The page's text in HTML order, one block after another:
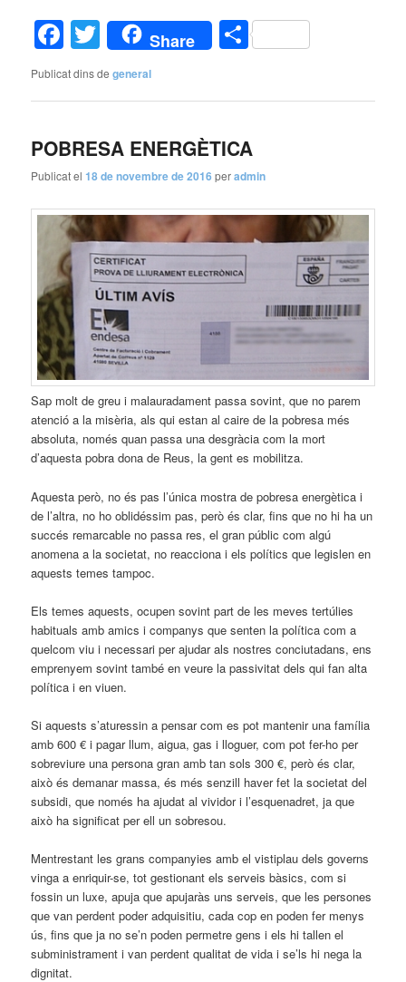
Facebook
Twitter
Share Comparteix
Publicat dins de general
POBRESA ENERGÈTICA
Publicat el18 de novembre de 2016 peradmin
Sap molt de greu i malauradament passa sovint, que no parem
atenció a la misèria, als qui estan al caire de la pobresa més
absoluta, només quan passa una desgràcia com la mort
d’aquesta pobra dona de Reus, la gent es mobilitza.
Aquesta però, no és pas l’única mostra de pobresa energètica i
de l’altra, no ho oblidéssim pas, però és clar, fins que no hi ha un
succés remarcable no passa res, el gran públic com algú
anomena a la societat, no reacciona i els polítics que legislen en
aquests temes tampoc.
Els temes aquests, ocupen sovint part de les meves tertúlies
habituals amb amics i companys que senten la política com a
quelcom viu i necessari per ajudar als nostres conciutadans, ens
emprenyem sovint també en veure la passivitat dels qui fan alta
política i en viuen.
Si aquests s’aturessin a pensar com es pot mantenir una família
amb 600 € i pagar llum, aigua, gas i lloguer, com pot fer-ho per
sobreviure una persona gran amb tan sols 300 €, però és clar,
això és demanar massa, és més senzill haver fet la societat del
subsidi, que només ha ajudat al vividor i l’esquenadret, ja que
això ha significat per ell un sobresou.
Mentrestant les grans companyies amb el vistiplau dels governs
vinga a enriquir-se, tot gestionant els serveis bàsics, com si
fossin un luxe, apuja que apujaràs uns serveis, que les persones
que van perdent poder adquisitiu, cada cop en poden fer menys
ús, fins que ja no se’n poden permetre gens i els hi tallen el
subministrament i van perdent qualitat de vida i se’ls hi nega la
dignitat.